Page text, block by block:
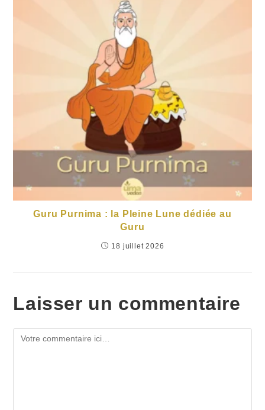
Guru Purnima : la Pleine Lune dédiée au
Guru
18 juillet 2026
Laisser un commentaire